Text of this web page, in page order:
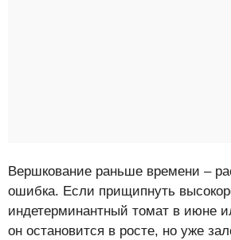
Вершкование раньше времени –
ошибка. Если прищипнуть
индетерминантный томат в июне
он остановится в росте, но уже